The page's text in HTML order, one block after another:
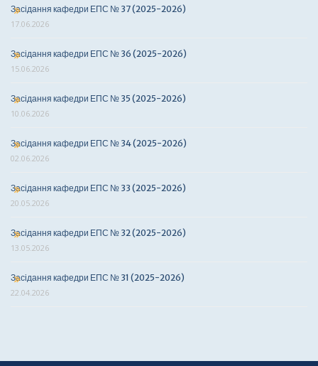
Засідання кафедри ЕПС № 37 (2025-2026)
17.06.2026
Засідання кафедри ЕПС № 36 (2025-2026)
15.06.2026
Засідання кафедри ЕПС № 35 (2025-2026)
10.06.2026
Засідання кафедри ЕПС № 34 (2025-2026)
02.06.2026
Засідання кафедри ЕПС № 33 (2025-2026)
20.05.2026
Засідання кафедри ЕПС № 32 (2025-2026)
13.05.2026
Засідання кафедри ЕПС № 31 (2025-2026)
22.04.2026